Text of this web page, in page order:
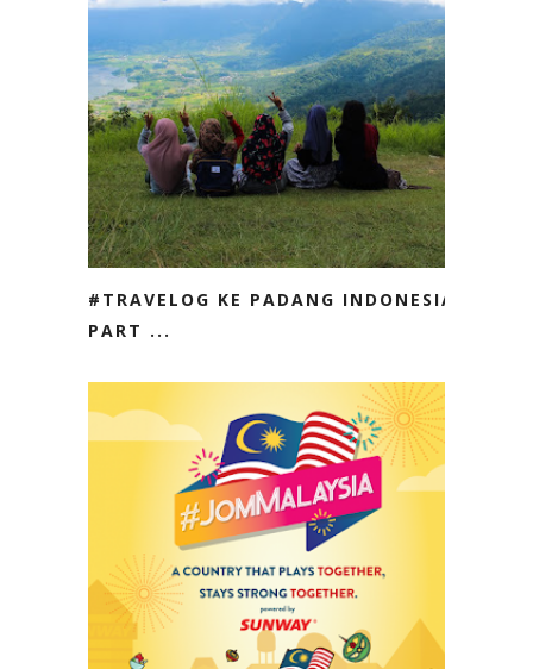
#TRAVELOG KE PADANG INDONESIA
PART ...